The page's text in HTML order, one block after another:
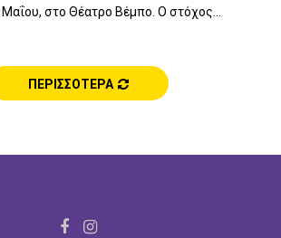
στο Θέατρο Βέμπο. Ο στόχος...
ΠΕΡΙΣΣΟΤΕΡΑ
F I